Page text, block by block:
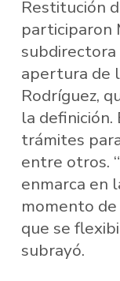
Restitución
participaron
subdirectora
apertura de
Rodríguez,
la
trámites
entre otros.
enmarca en
momento
que se
subrayó.